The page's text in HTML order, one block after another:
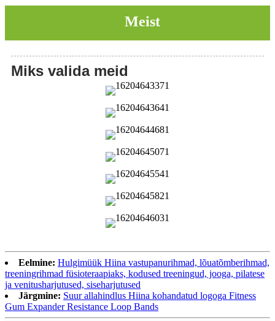
Meist
Miks valida meid
Eelmine: Hulgimüük Hiina vastupanurihmad, lõuatõmberihmad,
treeningrihmad füsioteraapiaks, kodused treeningud, jooga, pilatese
ja venitusharjutused, siseharjutused
Järgmine: Suur allahindlus Hiina kohandatud logoga Fitness
Gum Expander Resistance Loop Bands